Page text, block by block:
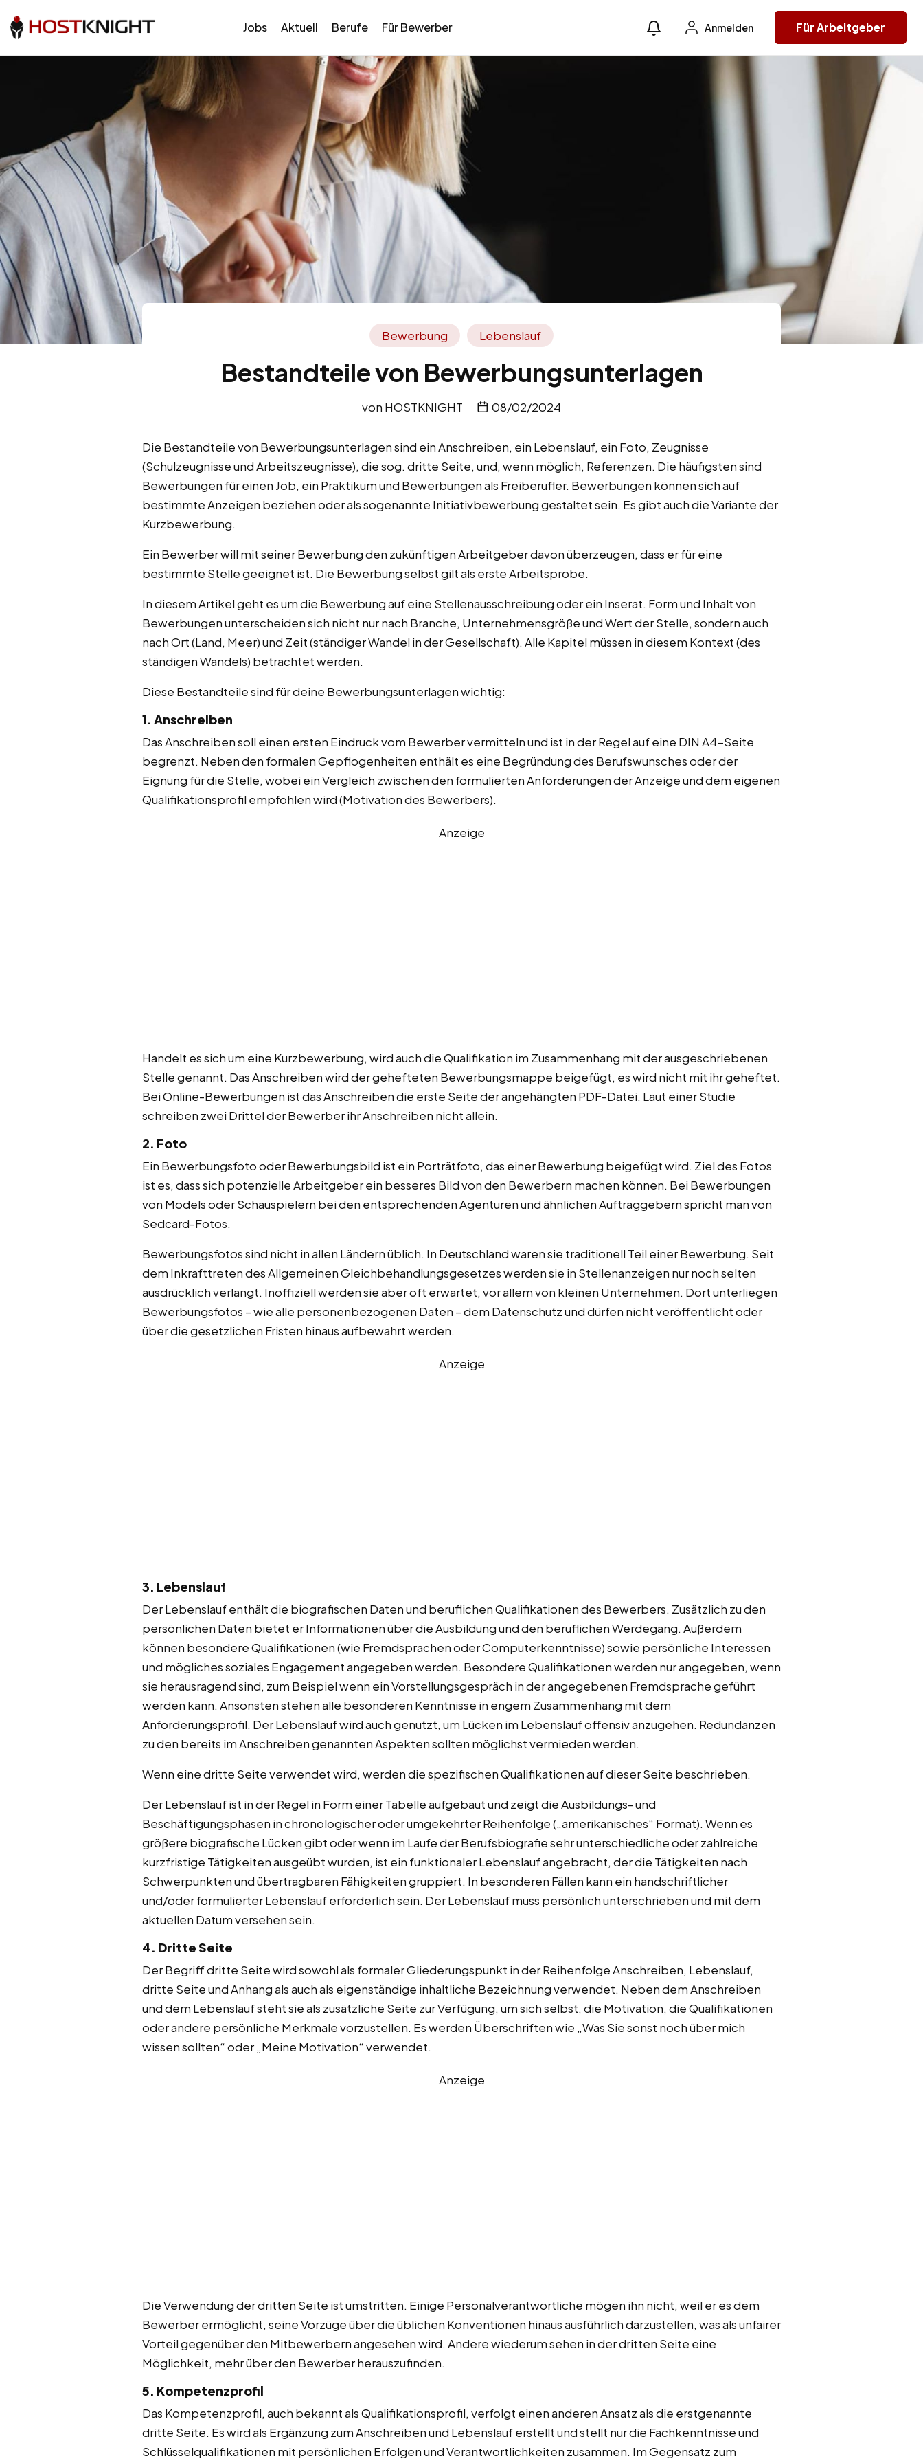
Jobs Aktuell Berufe Für Bewerber Anmelden Für Arbeitgeber
Bewerbung Lebenslauf
Bestandteile von Bewerbungsunterlagen
von HOSTKNIGHT 08/02/2024
Die Bestandteile von Bewerbungsunterlagen sind ein Anschreiben, ein Lebenslauf, ein Foto, Zeugnisse
(Schulzeugnisse und Arbeitszeugnisse), die sog. dritte Seite, und, wenn möglich, Referenzen. Die häufigsten sind
Bewerbungen für einen Job, ein Praktikum und Bewerbungen als Freiberufler. Bewerbungen können sich auf
bestimmte Anzeigen beziehen oder als sogenannte Initiativbewerbung gestaltet sein. Es gibt auch die Variante der
Kurzbewerbung.
Ein Bewerber will mit seiner Bewerbung den zukünftigen Arbeitgeber davon überzeugen, dass er für eine
bestimmte Stelle geeignet ist. Die Bewerbung selbst gilt als erste Arbeitsprobe.
In diesem Artikel geht es um die Bewerbung auf eine Stellenausschreibung oder ein Inserat. Form und Inhalt von
Bewerbungen unterscheiden sich nicht nur nach Branche, Unternehmensgröße und Wert der Stelle, sondern auch
nach Ort (Land, Meer) und Zeit (ständiger Wandel in der Gesellschaft). Alle Kapitel müssen in diesem Kontext (des
ständigen Wandels) betrachtet werden.
Diese Bestandteile sind für deine Bewerbungsunterlagen wichtig:
1. Anschreiben
Das Anschreiben soll einen ersten Eindruck vom Bewerber vermitteln und ist in der Regel auf eine DIN A4-Seite
begrenzt. Neben den formalen Gepflogenheiten enthält es eine Begründung des Berufswunsches oder der
Eignung für die Stelle, wobei ein Vergleich zwischen den formulierten Anforderungen der Anzeige und dem eigenen
Qualifikationsprofil empfohlen wird (Motivation des Bewerbers).
Anzeige
Handelt es sich um eine Kurzbewerbung, wird auch die Qualifikation im Zusammenhang mit der ausgeschriebenen
Stelle genannt. Das Anschreiben wird der gehefteten Bewerbungsmappe beigefügt, es wird nicht mit ihr geheftet.
Bei Online-Bewerbungen ist das Anschreiben die erste Seite der angehängten PDF-Datei. Laut einer Studie
schreiben zwei Drittel der Bewerber ihr Anschreiben nicht allein.
2. Foto
Ein Bewerbungsfoto oder Bewerbungsbild ist ein Porträtfoto, das einer Bewerbung beigefügt wird. Ziel des Fotos
ist es, dass sich potenzielle Arbeitgeber ein besseres Bild von den Bewerbern machen können. Bei Bewerbungen
von Models oder Schauspielern bei den entsprechenden Agenturen und ähnlichen Auftraggebern spricht man von
Sedcard-Fotos.
Bewerbungsfotos sind nicht in allen Ländern üblich. In Deutschland waren sie traditionell Teil einer Bewerbung. Seit
dem Inkrafttreten des Allgemeinen Gleichbehandlungsgesetzes werden sie in Stellenanzeigen nur noch selten
ausdrücklich verlangt. Inoffiziell werden sie aber oft erwartet, vor allem von kleinen Unternehmen. Dort unterliegen
Bewerbungsfotos – wie alle personenbezogenen Daten – dem Datenschutz und dürfen nicht veröffentlicht oder
über die gesetzlichen Fristen hinaus aufbewahrt werden.
Anzeige
3. Lebenslauf
Der Lebenslauf enthält die biografischen Daten und beruflichen Qualifikationen des Bewerbers. Zusätzlich zu den
persönlichen Daten bietet er Informationen über die Ausbildung und den beruflichen Werdegang. Außerdem
können besondere Qualifikationen (wie Fremdsprachen oder Computerkenntnisse) sowie persönliche Interessen
und mögliches soziales Engagement angegeben werden. Besondere Qualifikationen werden nur angegeben, wenn
sie herausragend sind, zum Beispiel wenn ein Vorstellungsgespräch in der angegebenen Fremdsprache geführt
werden kann. Ansonsten stehen alle besonderen Kenntnisse in engem Zusammenhang mit dem
Anforderungsprofil. Der Lebenslauf wird auch genutzt, um Lücken im Lebenslauf offensiv anzugehen. Redundanzen
zu den bereits im Anschreiben genannten Aspekten sollten möglichst vermieden werden.
Wenn eine dritte Seite verwendet wird, werden die spezifischen Qualifikationen auf dieser Seite beschrieben.
Der Lebenslauf ist in der Regel in Form einer Tabelle aufgebaut und zeigt die Ausbildungs- und
Beschäftigungsphasen in chronologischer oder umgekehrter Reihenfolge („amerikanisches“ Format). Wenn es
größere biografische Lücken gibt oder wenn im Laufe der Berufsbiografie sehr unterschiedliche oder zahlreiche
kurzfristige Tätigkeiten ausgeübt wurden, ist ein funktionaler Lebenslauf angebracht, der die Tätigkeiten nach
Schwerpunkten und übertragbaren Fähigkeiten gruppiert. In besonderen Fällen kann ein handschriftlicher
und/oder formulierter Lebenslauf erforderlich sein. Der Lebenslauf muss persönlich unterschrieben und mit dem
aktuellen Datum versehen sein.
4. Dritte Seite
Der Begriff dritte Seite wird sowohl als formaler Gliederungspunkt in der Reihenfolge Anschreiben, Lebenslauf,
dritte Seite und Anhang als auch als eigenständige inhaltliche Bezeichnung verwendet. Neben dem Anschreiben
und dem Lebenslauf steht sie als zusätzliche Seite zur Verfügung, um sich selbst, die Motivation, die Qualifikationen
oder andere persönliche Merkmale vorzustellen. Es werden Überschriften wie „Was Sie sonst noch über mich
wissen sollten“ oder „Meine Motivation“ verwendet.
Anzeige
Die Verwendung der dritten Seite ist umstritten. Einige Personalverantwortliche mögen ihn nicht, weil er es dem
Bewerber ermöglicht, seine Vorzüge über die üblichen Konventionen hinaus ausführlich darzustellen, was als unfairer
Vorteil gegenüber den Mitbewerbern angesehen wird. Andere wiederum sehen in der dritten Seite eine
Möglichkeit, mehr über den Bewerber herauszufinden.
5. Kompetenzprofil
Das Kompetenzprofil, auch bekannt als Qualifikationsprofil, verfolgt einen anderen Ansatz als die erstgenannte
dritte Seite. Es wird als Ergänzung zum Anschreiben und Lebenslauf erstellt und stellt nur die Fachkenntnisse und
Schlüsselqualifikationen mit persönlichen Erfolgen und Verantwortlichkeiten zusammen. Im Gegensatz zum